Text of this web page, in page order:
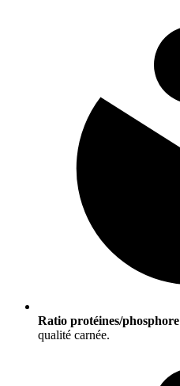
Ratio protéines/phosphore
qualité carnée.